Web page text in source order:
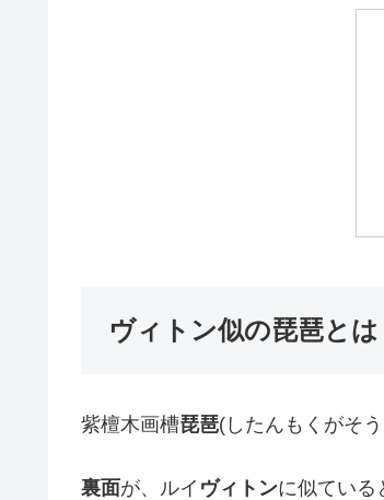
ヴィトン似の琵琶とは
紫檀木画槽琵琶(したんもくがそ
裏面が、ルイ ヴィトンに似ている